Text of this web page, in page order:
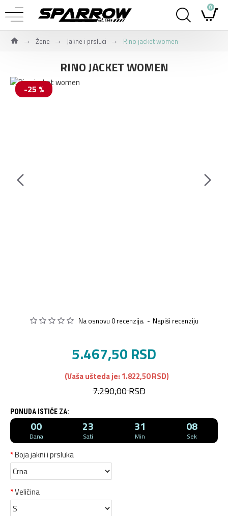
0
Žene Jakne i prsluci Rino jacket women
RINO JACKET WOMEN
-25 %
Na osnovu 0 recenzija. - Napiši recenziju
PONUDA ISTIČE ZA:
00
Dana
23
Sati
31
Min
08
Sek
5.467,50 RSD
(Vaša ušteda je: 1.822,50 RSD)
7.290,00 RSD
Boja jakni i prsluka
Veličina